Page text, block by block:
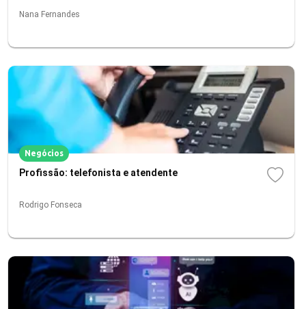
Nana Fernandes
Negócios
Profissão: telefonista e atendente
Rodrigo Fonseca